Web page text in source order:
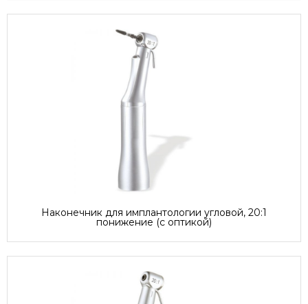
Наконечник для имплантологии угловой, 20:1
понижение (с оптикой)